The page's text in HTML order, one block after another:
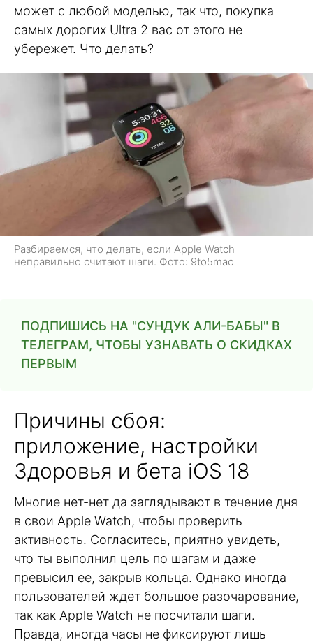
может с любой моделью, так что, покупка
самых дорогих Ultra 2 вас от этого не
убережет. Что делать?
Разбираемся, что делать, если Apple Watch
неправильно считают шаги. Фото: 9to5mac
ПОДПИШИСЬ НА "СУНДУК АЛИ-БАБЫ" В
ТЕЛЕГРАМ, ЧТОБЫ УЗНАВАТЬ О СКИДКАХ
ПЕРВЫМ
Причины сбоя:
приложение, настройки
Здоровья и бета iOS 18
Многие нет-нет да заглядывают в течение дня
в свои Apple Watch, чтобы проверить
активность. Согласитесь, приятно увидеть,
что ты выполнил цель по шагам и даже
превысил ее, закрыв кольца. Однако иногда
пользователей ждет большое разочарование,
так как Apple Watch не посчитали шаги.
Правда, иногда часы не фиксируют лишь